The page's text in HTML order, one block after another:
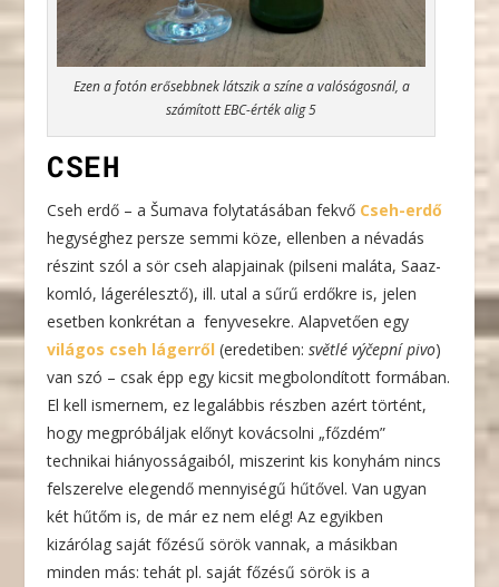
Ezen a fotón erősebbnek látszik a színe a valóságosnál, a
számított EBC-érték alig 5
CSEH
Cseh erdő – a Šumava folytatásában fekvő Cseh-erdő
hegységhez persze semmi köze, ellenben a névadás
részint szól a sör cseh alapjainak (pilseni maláta, Saaz-
komló, lágerélesztő), ill. utal a sűrű erdőkre is, jelen
esetben konkrétan a fenyvesekre. Alapvetően egy
világos cseh lágerről (eredetiben: světlé výčepní pivo)
van szó – csak épp egy kicsit megbolondított formában.
El kell ismernem, ez legalábbis részben azért történt,
hogy megpróbáljak előnyt kovácsolni „főzdém”
technikai hiányosságaiból, miszerint kis konyhám nincs
felszerelve elegendő mennyiségű hűtővel. Van ugyan
két hűtőm is, de már ez nem elég! Az egyikben
kizárólag saját főzésű sörök vannak, a másikban
minden más: tehát pl. saját főzésű sörök is a